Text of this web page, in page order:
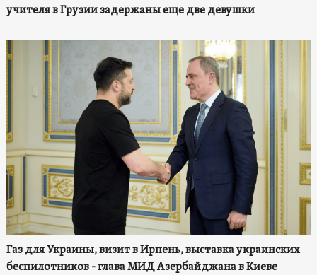
учителя в Грузии задержаны еще две девушки
Газ для Украины, визит в Ирпень, выставка украинских
беспилотников - глава МИД Азербайджана в Киеве